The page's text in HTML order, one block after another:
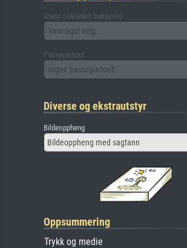
Glass (inkludert baktavle)
Vennligst velg
Passepartout
Ingen passepartout
Diverse og ekstrautstyr
Bildeoppheng
Bildeoppheng med sagtann
Oppsummering
Trykk og medie